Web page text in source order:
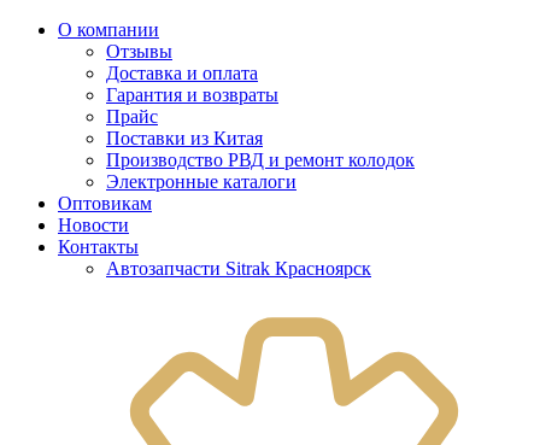
О компании
Отзывы
Доставка и оплата
Гарантия и возвраты
Прайс
Поставки из Китая
Производство РВД и ремонт колодок
Электронные каталоги
Оптовикам
Новости
Контакты
Автозапчасти Sitrak Красноярск